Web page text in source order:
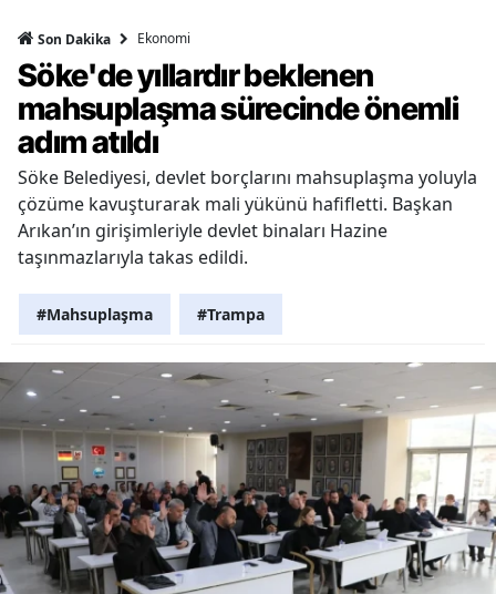
Son Dakika Ekonomi
Söke'de yıllardır beklenen
mahsuplaşma sürecinde önemli
adım atıldı
Söke Belediyesi, devlet borçlarını mahsuplaşma yoluyla
çözüme kavuşturarak mali yükünü hafifletti. Başkan
Arıkan’ın girişimleriyle devlet binaları Hazine
taşınmazlarıyla takas edildi.
#Mahsuplaşma #Trampa